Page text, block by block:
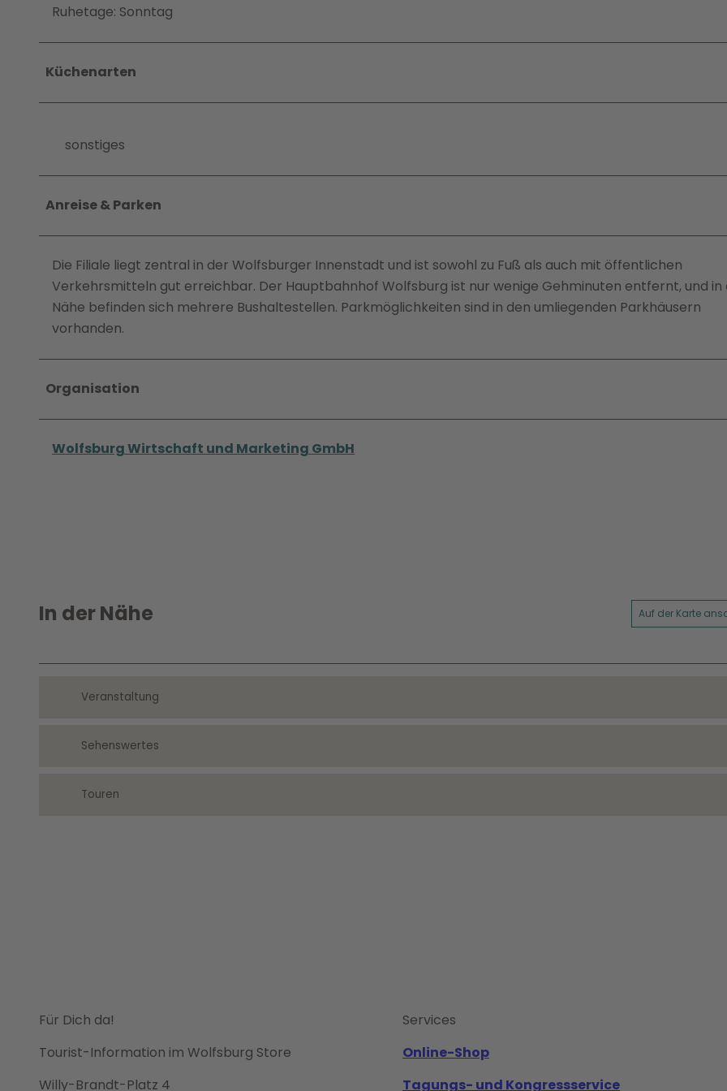
Ruhetage: Sonntag
Küchenarten
sonstiges
Anreise & Parken
Die Filiale liegt zentral in der Wolfsburger Innenstadt und ist sowohl zu Fuß als auch mit öffentlichen
Verkehrsmitteln gut erreichbar. Der Hauptbahnhof Wolfsburg ist nur wenige Gehminuten entfernt, und in
Nähe befinden sich mehrere Bushaltestellen. Parkmöglichkeiten sind in den umliegenden Parkhäusern
vorhanden.
Organisation
Wolfsburg Wirtschaft und Marketing GmbH
In der Nähe Auf der Karte
Veranstaltung
Sehenswertes
Touren
Für Dich da!
Tourist-Information im Wolfsburg Store
Willy-Brandt-Platz 4
Services
Online-Shop
Tagungs- und Kongressservice